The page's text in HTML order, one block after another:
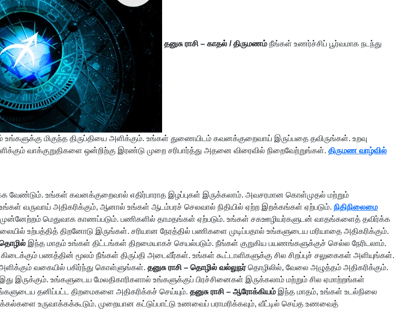
தனுசு ராசி – காதல் / திருமணம் நீங்கள் உணர்ச்சிப் பூர்வமாக நடந்து
மிகுந்த திருப்தியை அளிக்கும். உங்கள் துணையிடம் கவனக்குறைவாய் இருப்பதை தவிருங்கள். உறவு
வாக்குறுதிகளை ஒன்றிற்கு இரண்டு முறை சரிபார்த்து அதனை விரைவில் நிறைவேற்றுங்கள். திருமண வாழ்வில்
வேண்டும். உங்கள் கவனக்குறைவால் எதிர்பாராத இழப்புகள் இருக்கலாம். அவசரமான கொள்முதல் மற்றும்
வருவாய் அதிகரிக்கும், ஆனால் உங்கள் ஆடம்பரச் செலவால் நிதியில் ஏற்ற இறக்கங்கள் ஏற்படும். நிதிநிலைமை
மெதுவாக காணப்படும். பணிகளில் தாமதங்கள் ஏற்படும். உங்கள் சகஊழியர்களுடன் வாதங்களைத் தவிர்க்க
உற்பத்தித் திறனோடு இருங்கள். சரியான நேரத்தில் பணிகளை முடிப்பதால் உங்களுடைய மரியாதை அதிகரிக்கும்.
தொழில் இந்த மாதம் உங்கள் திட்டங்கள் திறமையாகச் செயல்படும். நீங்கள் குறுகிய பயணங்களுக்குச் செல்ல நேரிடலாம்.
பணத்தின் மூலம் நீங்கள் திருப்தி அடைவீர்கள். உங்கள் கூட்டாளிகளுக்கு சில சிறப்புச் சலுகைகள் அளியுங்கள்.
அளிக்கும் வகையில் பகிர்ந்து கொள்ளுங்கள். தனுசு ராசி – தொழில் வல்லுநர்தொழிலில், வேலை அழுத்தம் அதிகரிக்கும்.
இருக்கும். உங்களுடைய மேலதிகாரிகளால் உங்களுக்குப் பிரச்சினைகள் இருக்கலாம் மற்றும் சில ஏமாற்றங்கள்
தனிப்பட்ட திறமைகளை அதிகரிக்கச் செய்யும். தனுசு ராசி – ஆரோக்கியம் இந்த மாதம், உங்கள் உடல்நிலை
உருவாக்கக்கூடும். முறையான கட்டுப்பாட்டு உணவைப் பராமரிக்கவும், வீட்டில் செய்த உணவைத்